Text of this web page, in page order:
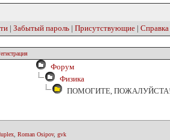
| Забытый пароль | Присутствующие | Справка
Форум
Физика
ПОМОГИТЕ,
Roman Osipov, gvk